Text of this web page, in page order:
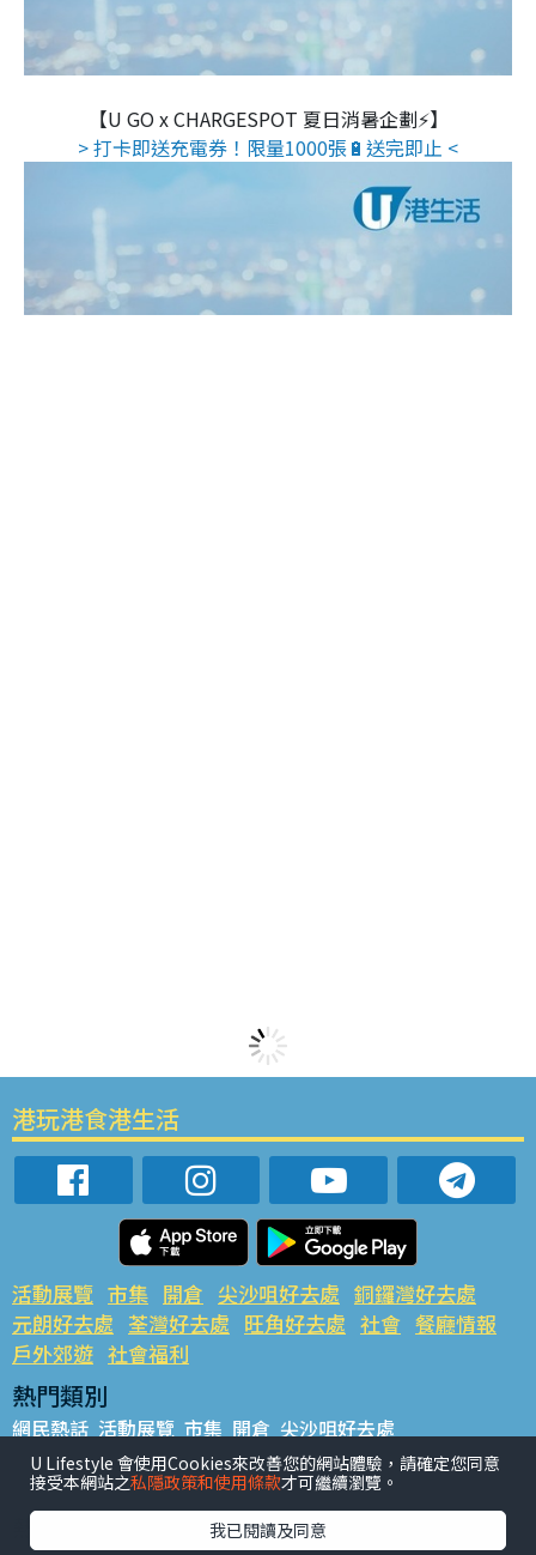
【U GO x CHARGESPOT 夏日消暑企劃⚡】
> 打卡即送充電券！限量1000張🔋送完即止 <
港玩港食港生活
活動展覽 市集 開倉 尖沙咀好去處 銅鑼灣好去處
元朗好去處 荃灣好去處 旺角好去處 社會 餐廳情報
戶外郊遊 社會福利
熱門類別
網民熱話 活動展覽 市集 開倉 尖沙咀好去處
銅鑼灣好去處 元朗好去處 荃灣好去處 旺角好去處 社會
餐廳情報 戶外郊遊
熱門標籤
U Lifestyle 會使用Cookies來改善您的網站體驗，請確定您同意
接受本網站之私隱政策和使用條款才可繼續瀏覽。
我已閱讀及同意